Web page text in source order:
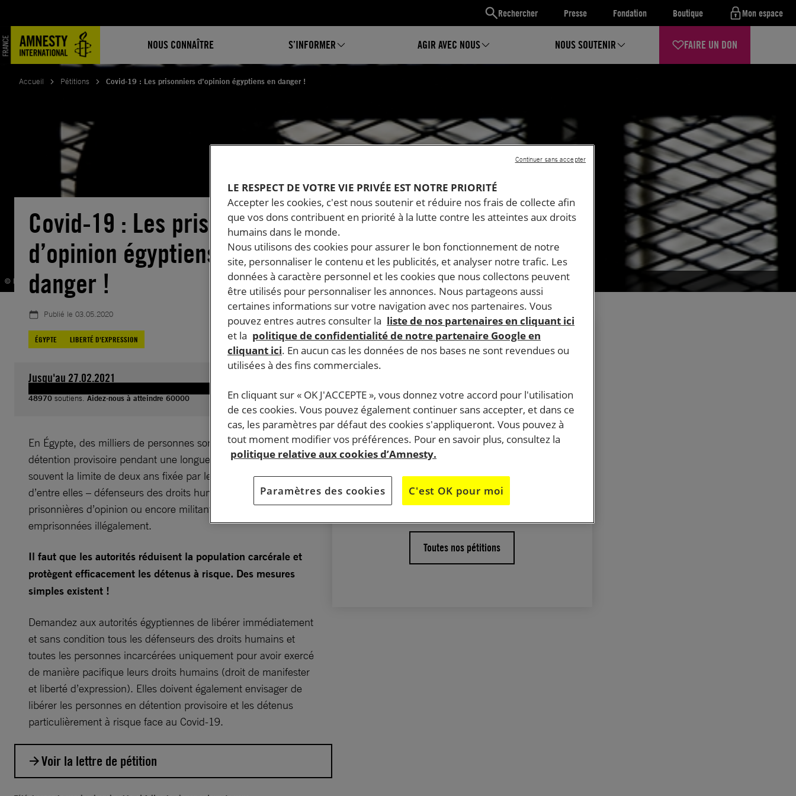
Rechercher Presse Fondation Boutique Mon espace
NOUS CONNAÎTRE S’INFORMER AGIR AVEC NOUS NOUS SOUTENIR FAIRE UN DON
contenu
© KHALED DESOUKI/AFP via Getty Images
Accueil Pétitions Covid-19 : Les prisonniers d’opinion égyptiens en danger !
Covid-19 : Les prisonniers
d’opinion égyptiens en
danger !
Publié le 03.05.2020
ÉGYPTE LIBERTÉ D'EXPRESSION
Jusqu'au 27.02.2021
48970 soutiens. Aidez-nous à atteindre 60000
En Égypte, des milliers de personnes sont maintenues en
détention provisoire pendant une longue période, qui dépasse
souvent la limite de deux ans fixée par le droit national. Nombre
d’entre elles – défenseurs des droits humains, prisonniers et
prisonnières d’opinion ou encore militants pacifiques – sont
emprisonnées illégalement.
Il faut que les autorités réduisent la population carcérale et
protègent efficacement les détenus à risque. Des mesures
simples existent !
Demandez aux autorités égyptiennes de libérer immédiatement
et sans condition tous les défenseurs des droits humains et
toutes les personnes incarcérées uniquement pour avoir exercé
de manière pacifique leurs droits humains (droit de manifester
et liberté d’expression). Elles doivent également envisager de
libérer les personnes en détention provisoire et les détenus
particulièrement à risque face au Covid-19.
Voir la lettre de pétition
SIGNEZ LA PÉTITION
Cette pétition estterminée, merci pour votre
soutien.
N’hésitez pas à signer une des autres pétitions
disponibles.
Toutes nos pétitions
LE RESPECT DE VOTRE VIE PRIVÉE EST NOTRE PRIORITÉ
Accepter les cookies, c'est nous soutenir et réduire nos frais de collecte afin
que vos dons contribuent en priorité à la lutte contre les atteintes aux droits
humains dans le monde.
Nous utilisons des cookies pour assurer le bon fonctionnement de notre
site, personnaliser le contenu et les publicités, et analyser notre trafic. Les
données à caractère personnel et les cookies que nous collectons peuvent
être utilisés pour personnaliser les annonces. Nous partageons aussi
certaines informations sur votre navigation avec nos partenaires. Vous
pouvez entres autres consulter la liste de nos partenaires en cliquant ici
et la politique de confidentialité de notre partenaire Google en
cliquant ici. En aucun cas les données de nos bases ne sont revendues ou
utilisées à des fins commerciales.
En cliquant sur « OK J'ACCEPTE », vous donnez votre accord pour l'utilisation
de ces cookies. Vous pouvez également continuer sans accepter, et dans ce
cas, les paramètres par défaut des cookies s'appliqueront. Vous pouvez à
tout moment modifier vos préférences. Pour en savoir plus, consultez la
politique relative aux cookies d’Amnesty.
Paramètres des cookies C'est OK pour moi
Continuer sans accepter